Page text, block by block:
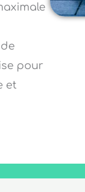
pour
et